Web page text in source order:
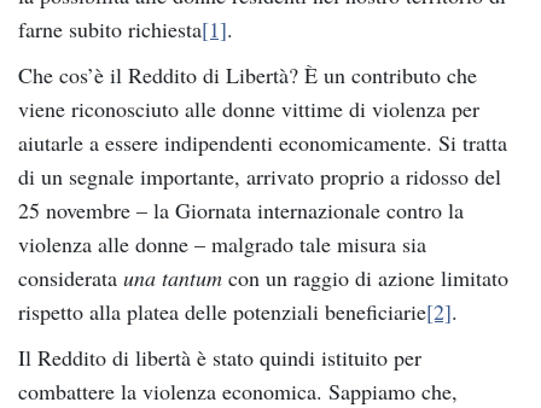
farne subito richiesta[1].
Che cos’è il Reddito di Libertà? È un contributo che
viene riconosciuto alle donne vittime di violenza per
aiutarle a essere indipendenti economicamente. Si tratta
di un segnale importante, arrivato proprio a ridosso del
25 novembre – la Giornata internazionale contro la
violenza alle donne – malgrado tale misura sia
considerata una tantum con un raggio di azione limitato
rispetto alla platea delle potenziali beneficiarie[2].
Il Reddito di libertà è stato quindi istituito per
combattere la violenza economica. Sappiamo che,